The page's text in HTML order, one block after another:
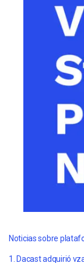
Noticias sobre
1. Dacast adquirió